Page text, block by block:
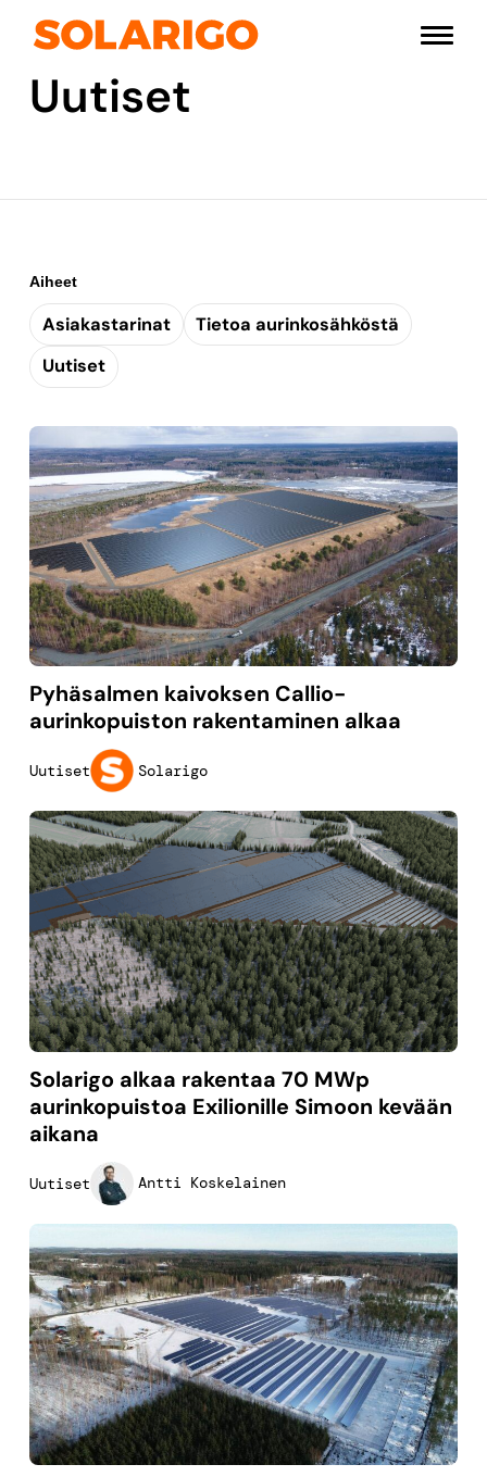
sisältöön
Solarigo
Uutiset
Aiheet
Asiakastarinat
Tietoa aurinkosähköstä
Uutiset
Pyhäsalmen kaivoksen Callio-
aurinkopuiston rakentaminen alkaa
Uutiset Solarigo
Solarigo alkaa rakentaa 70 MWp
aurinkopuistoa Exilionille Simoon kevään
aikana
Uutiset Antti Koskelainen